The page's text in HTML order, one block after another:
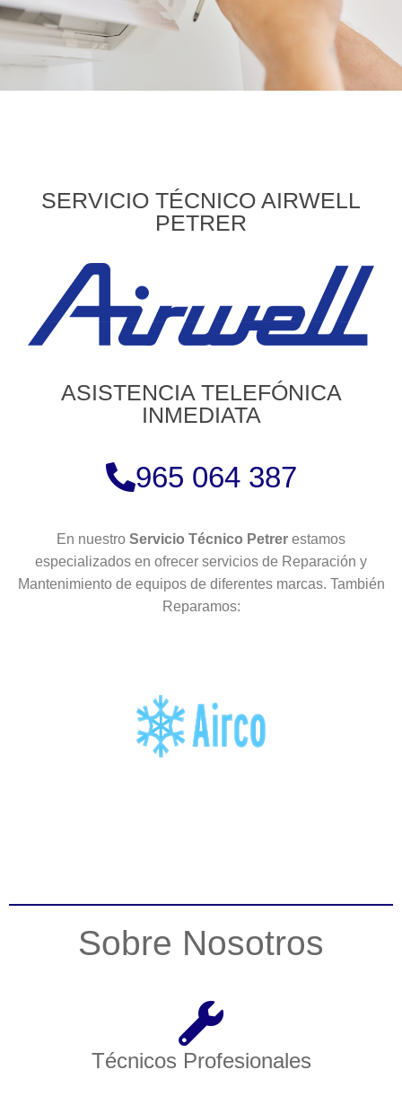
SERVICIO TÉCNICO AIRWELL
PETRER
ASISTENCIA TELEFÓNICA
INMEDIATA
965 064 387
En nuestro Servicio Técnico Petrer estamos
especializados en ofrecer servicios de Reparación y
Mantenimiento de equipos de diferentes marcas. También
Reparamos:
Sobre Nosotros
Técnicos Profesionales